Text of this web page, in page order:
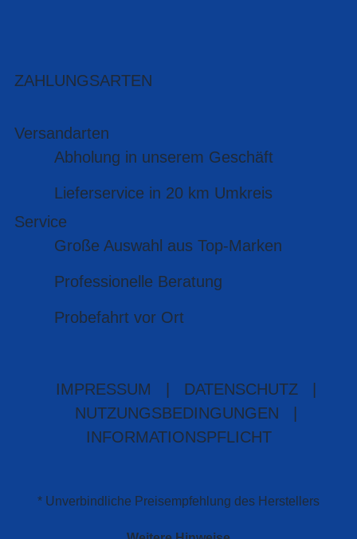
ZAHLUNGSARTEN
Versandarten
Abholung in unserem Geschäft
Lieferservice in 20 km Umkreis
Service
Große Auswahl aus Top-Marken
Professionelle Beratung
Probefahrt vor Ort
IMPRESSUM DATENSCHUTZ
NUTZUNGSBEDINGUNGEN
INFORMATIONSPFLICHT
* Unverbindliche Preisempfehlung des Herstellers